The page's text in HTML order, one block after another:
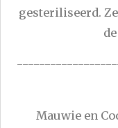
gesteriliseerd.
Mauwie en